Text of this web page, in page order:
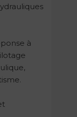
à